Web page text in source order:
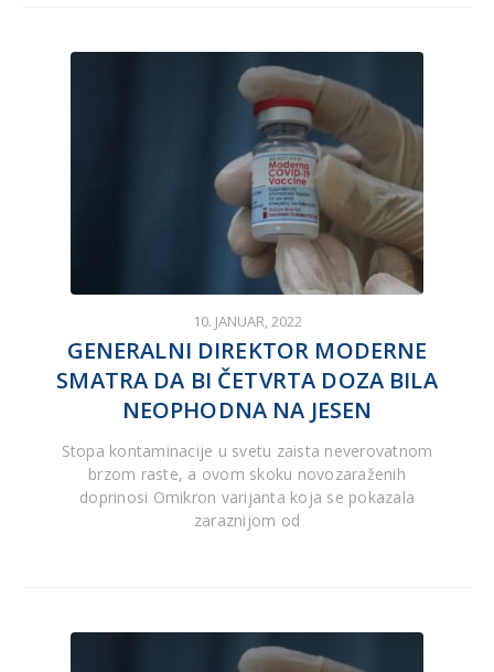
10. JANUAR, 2022
GENERALNI DIREKTOR MODERNE
SMATRA DA BI ČETVRTA DOZA BILA
NEOPHODNA NA JESEN
Stopa kontaminacije u svetu zaista neverovatnom
brzom raste, a ovom skoku novozaraženih
doprinosi Omikron varijanta koja se pokazala
zaraznijom od